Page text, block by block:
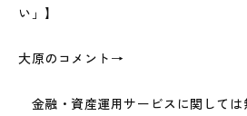
い」】
大原のコメント→
金融・資産運用サービスに関しては